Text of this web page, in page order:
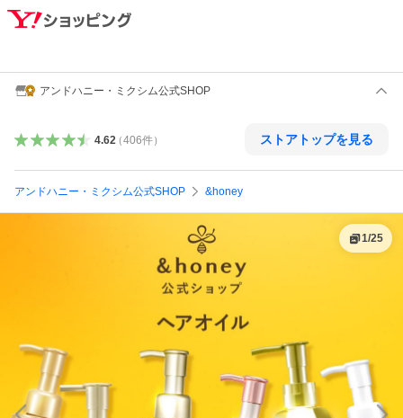
アンドハニー・ミクシム公式SHOP
4.62（406件） ストアトップを見る
アンドハニー・ミクシム公式SHOP &honey
1/25